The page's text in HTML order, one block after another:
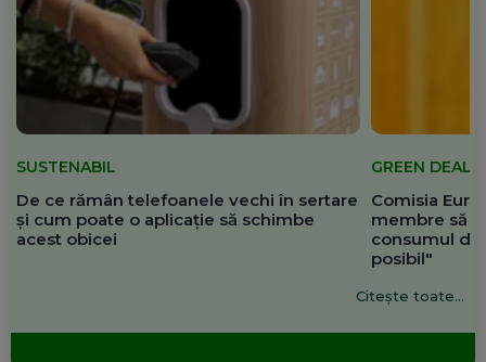
SUSTENABIL
De ce rămân telefoanele vechi în sertare
și cum poate o aplicație să schimbe
acest obicei
GREEN DEAL
Comisia
membre să
consumul de
posibil"
Citește toate...